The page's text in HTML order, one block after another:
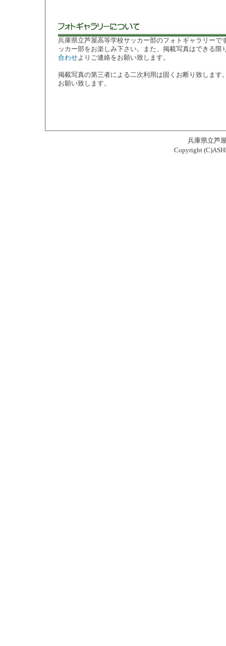
兵庫県立芦屋高等学校サッカー部のフォトギャラリー
ッカー部をお楽しみ下さい。また、掲載写真はできる
合わせよりご連絡をお願い致します。
掲載写真の第三者による二次利用は固くお断り致しま
お願い致します。
兵庫県立芦
Copyright